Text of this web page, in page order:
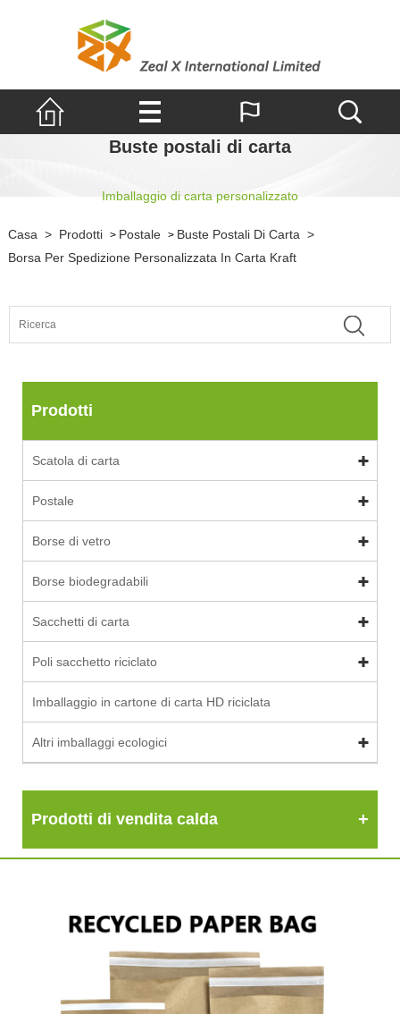
Buste postali di carta
Imballaggio di carta personalizzato
Casa > Prodotti > Postale > Buste Postali Di Carta >
Borsa Per Spedizione Personalizzata In Carta Kraft
Prodotti
Scatola di carta
Postale
Borse di vetro
Borse biodegradabili
Sacchetti di carta
Poli sacchetto riciclato
Imballaggio in cartone di carta HD riciclata
Altri imballaggi ecologici
Prodotti di vendita calda